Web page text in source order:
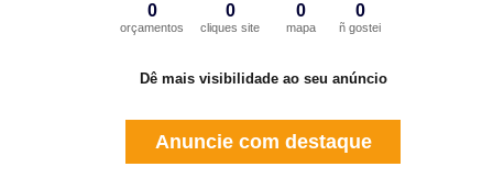
0
orçamentos
0
cliques site
0
mapa
0
ñ gostei
Dê mais visibilidade ao seu anúncio
Anuncie com destaque